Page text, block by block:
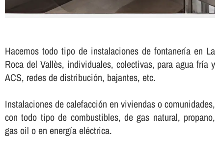
Hacemos todo tipo de instalaciones de fontanerí­a en La
Roca del Vallès, individuales, colectivas, para agua frí­a y
ACS, redes de distribución, bajantes, etc.
Instalaciones de calefacción en viviendas o comunidades,
con todo tipo de combustibles, de gas natural, propano,
gas oil o en energí­a eléctrica.